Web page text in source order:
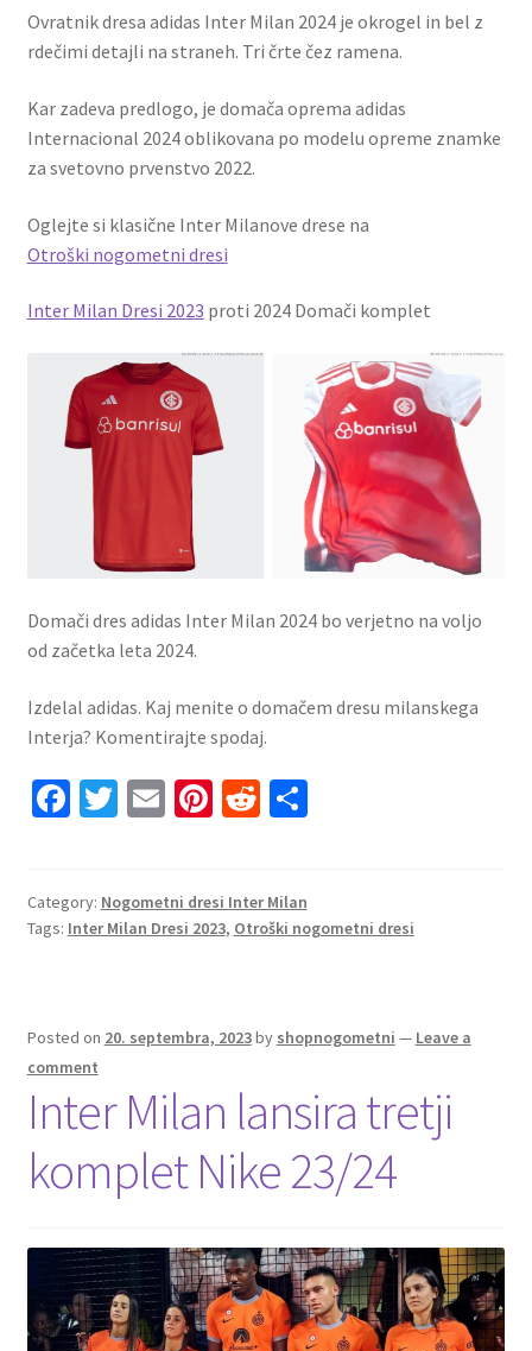
Ovratnik dresa adidas Inter Milan 2024 je okrogel in bel z
rdečimi detajli na straneh. Tri črte čez ramena.
Kar zadeva predlogo, je domača oprema adidas
Internacional 2024 oblikovana po modelu opreme znamke
za svetovno prvenstvo 2022.
Oglejte si klasične Inter Milanove drese na
Otroški nogometni dresi
Inter Milan Dresi 2023 proti 2024 Domači komplet
Domači dres adidas Inter Milan 2024 bo verjetno na voljo
od začetka leta 2024.
Izdelal adidas. Kaj menite o domačem dresu milanskega
Interja? Komentirajte spodaj.
Fa
o
o
T
er
E
l
Pi
es
t
R
di
t
S
e
Category: Nogometni dresi Inter Milan
Tags: Inter Milan Dresi 2023, Otroški nogometni dresi
Posted on 20. septembra, 2023by shopnogometni — Leave a
comment
Inter Milan lansira tretji
komplet Nike 23/24